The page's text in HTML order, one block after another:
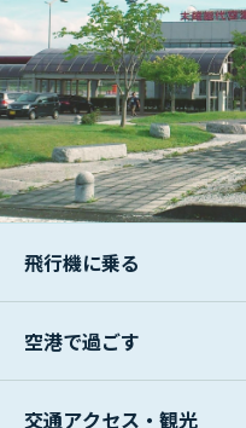
飛行機に乗る
空港で過ごす
交通アクセス・観光